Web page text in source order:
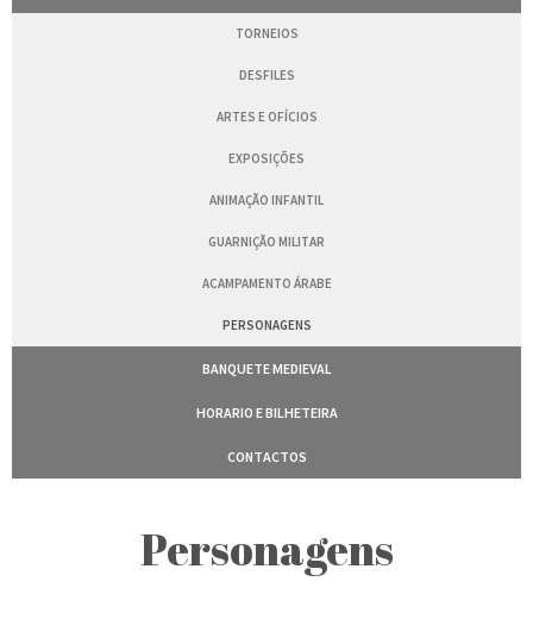
TORNEIOS
DESFILES
ARTES E OFÍCIOS
EXPOSIÇÕES
ANIMAÇÃO INFANTIL
GUARNIÇÃO MILITAR
ACAMPAMENTO ÁRABE
PERSONAGENS
BANQUETE MEDIEVAL
HORARIO E BILHETEIRA
CONTACTOS
Personagens